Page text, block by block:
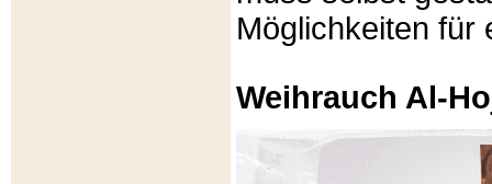
Möglichkeiten für
Weihrauch Al-